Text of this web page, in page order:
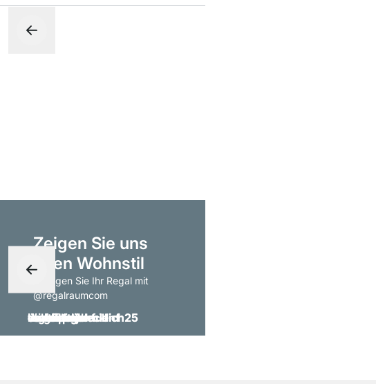
Zeigen Sie uns
Ihren Wohnstil
- taggen Sie Ihr Regal mit
@regalraumcom